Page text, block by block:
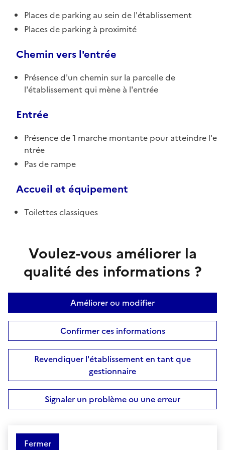
Places de parking au sein de l'établissement
Places de parking à proximité
Chemin vers l'entrée
Présence d'un chemin sur la parcelle de
l'établissement qui mène à l'entrée
Entrée
Présence de 1 marche montante pour atteindre l'e
ntrée
Pas de rampe
Accueil et équipement
Toilettes classiques
Voulez-vous améliorer la
qualité des informations ?
Améliorer ou modifier
Confirmer ces informations
Revendiquer l'établissement en tant que
gestionnaire
Signaler un problème ou une erreur
Fermer